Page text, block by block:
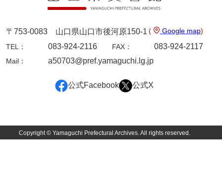
〒753-0083 山口県山口市後河原150-1 ( Google map)
TEL：
083-924-2116 FAX： 083-924-2117
Mail： a50703@pref.yamaguchi.lg.jp
公式Facebook 公式X
Copyright © Yamaguchi Prefectural Archives. All rights reserved.